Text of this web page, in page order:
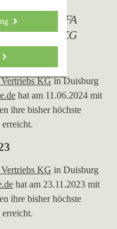
von KREFA
Vertriebs KG
KGin Duisburg
hat am 11.06.2024 mit
ihre bisher höchste
KG in Duisburg
hat am 23.11.2023 mit
ihre bisher höchste